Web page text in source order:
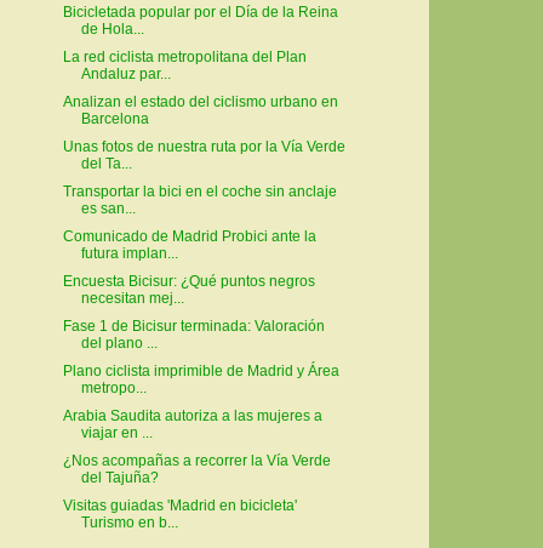
Bicicletada popular por el Día de la Reina
de Hola...
La red ciclista metropolitana del Plan
Andaluz par...
Analizan el estado del ciclismo urbano en
Barcelona
Unas fotos de nuestra ruta por la Vía Verde
del Ta...
Transportar la bici en el coche sin anclaje
es san...
Comunicado de Madrid Probici ante la
futura implan...
Encuesta Bicisur: ¿Qué puntos negros
necesitan mej...
Fase 1 de Bicisur terminada: Valoración
del plano ...
Plano ciclista imprimible de Madrid y Área
metropo...
Arabia Saudita autoriza a las mujeres a
viajar en ...
¿Nos acompañas a recorrer la Vía Verde
del Tajuña?
Visitas guiadas 'Madrid en bicicleta'
Turismo en b...